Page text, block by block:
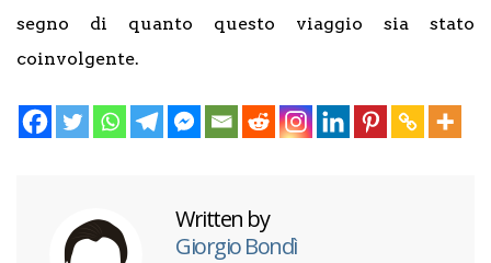
segno di quanto questo viaggio sia stato
coinvolgente.
Written by
Giorgio Bondì